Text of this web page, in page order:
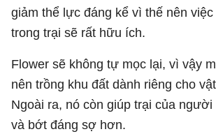
giảm thể lực đáng kể vì thế nên
trong trại sẽ rất hữu ích.
Flower sẽ không tự mọc lại, vì vậy
nên trồng khu đất dành riêng cho
Ngoài ra, nó còn giúp trại của
và bớt đáng sợ hơn.